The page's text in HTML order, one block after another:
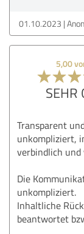
01.10.2023
5,00
SEHR
Transparent
unkompliziert,
verbindlich und
Die
unkompliziert.
Inhaltliche
beantwortet